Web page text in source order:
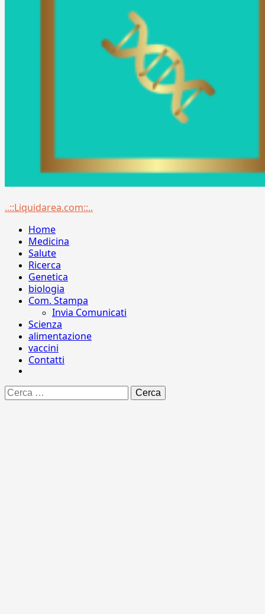
Menu
..::Liquidarea.com::..
Home
Medicina
Salute
Ricerca
Genetica
biologia
Com. Stampa
Invia Comunicati
Scienza
alimentazione
vaccini
Contatti
Ricerca
per: